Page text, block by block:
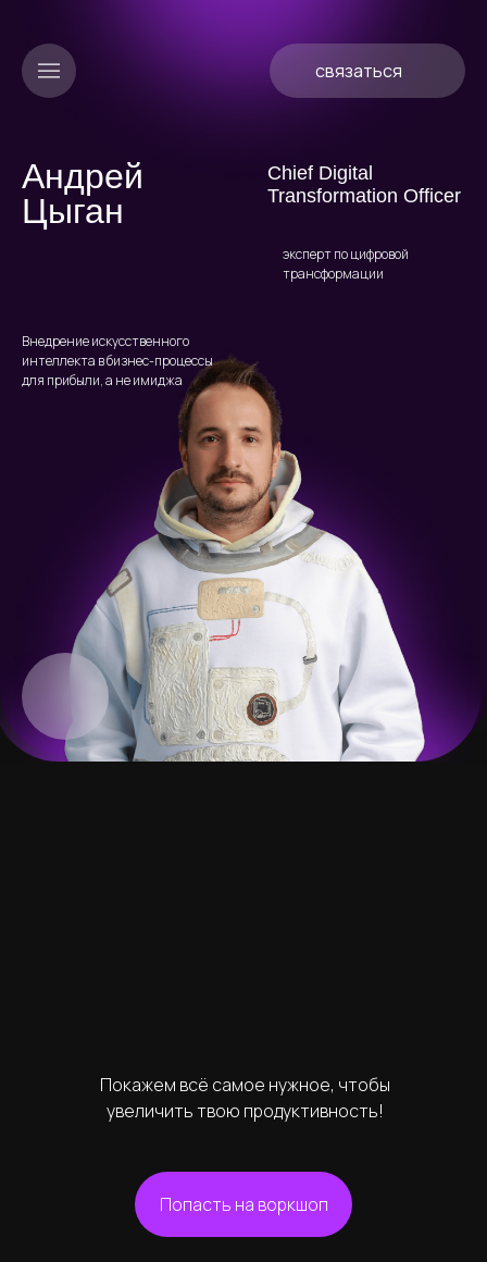
связаться
Андрей
Цыган
Chief Digital
Transformation Officer
эксперт по цифровой
трансформации
Внедрение искусственного
интеллекта в бизнес-процессы
для прибыли, а не имиджа
связаться
Покажем всё самое нужное, чтобы
увеличить твою продуктивность!
Попасть на воркшоп